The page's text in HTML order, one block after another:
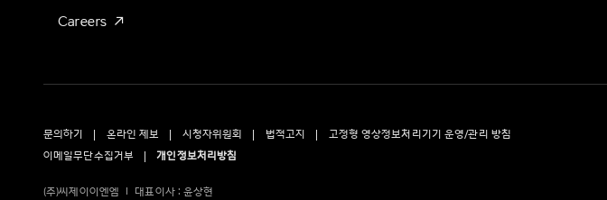
Careers
문의하기 온라인 제보 시청자위원회 법적고지
고정형 영상정보처리기기 운영/관리 방침
이메일무단수집거부
개인정보처리방침
(주)씨제이이엔엠 대표이사 : 윤상현